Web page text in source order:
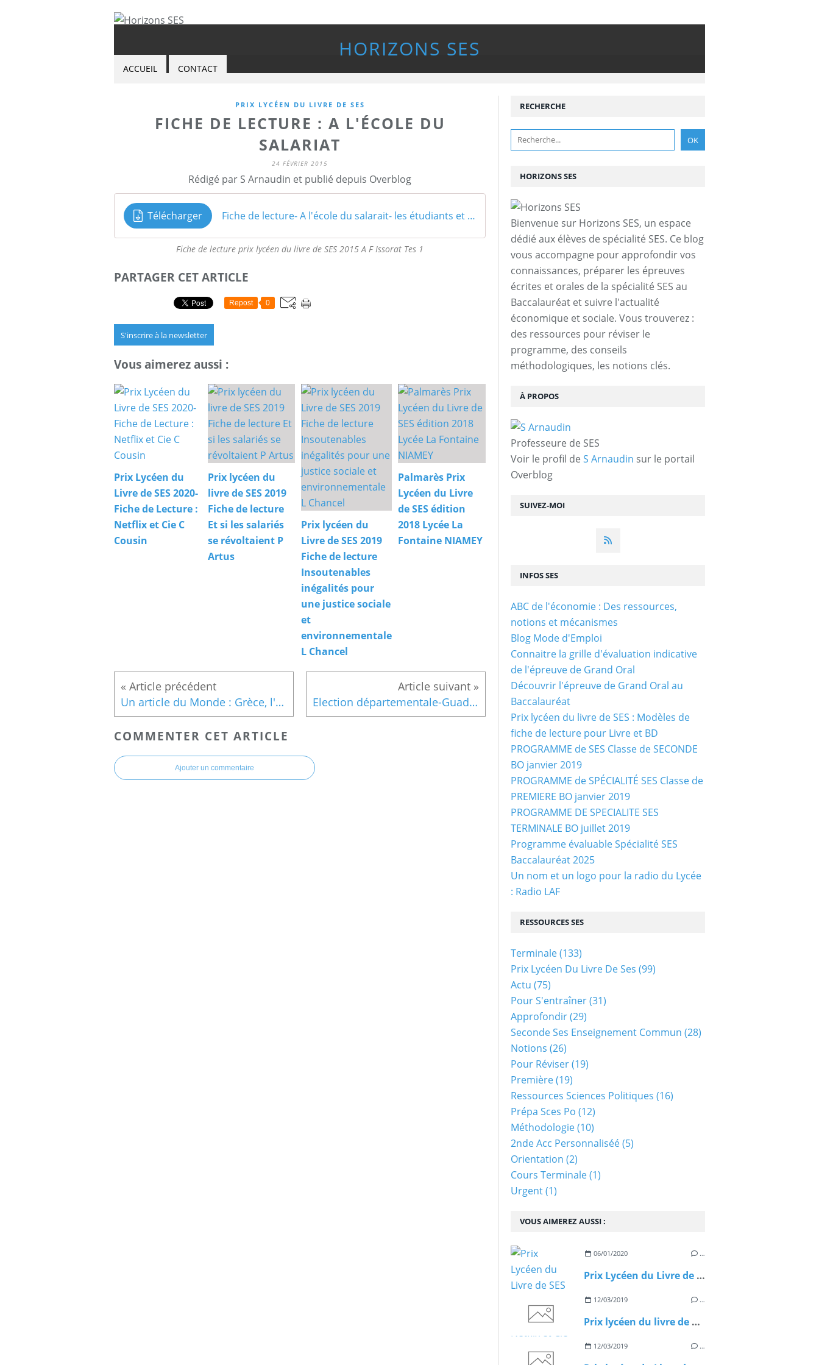
HORIZONS SES
ACCUEIL CONTACT
PRIX LYCÉEN DU LIVRE DE SES
FICHE DE LECTURE : A L'ÉCOLE DU
SALARIAT
24 FÉVRIER 2015
Rédigé par S Arnaudin et publié depuis Overblog
Télécharger Fiche de lecture- A l'école du salarait- les étudiants et leur petit boulot Issorat 2015
Fiche de lecture prix lycéen du livre de SES 2015 A F Issorat Tes 1
PARTAGER CET ARTICLE
Repost 0
S'inscrire à la newsletter
Vous aimerez aussi :
Prix Lycéen du
Livre de SES 2020-
Fiche de Lecture :
Netflix et Cie C
Cousin
Prix lycéen du
livre de SES 2019
Fiche de lecture
Et si les salariés
se révoltaient P
Artus
Prix lycéen du
Livre de SES 2019
Fiche de lecture
Insoutenables
inégalités pour
une justice sociale
et
environnementale
L Chancel
Palmarès Prix
Lycéen du Livre
de SES édition
2018 Lycée La
Fontaine NIAMEY
Un article du Monde : Grèce, l'eurogroupe parvient à un accord Election départementale-Guadeloupe- Réforme 2014
COMMENTER CET ARTICLE
Ajouter un commentaire
SUIVEZ-MOI
RECHERCHE
HORIZONS SES
Bienvenue sur Horizons SES, un espace
dédié aux élèves de spécialité SES. Ce blog
vous accompagne pour approfondir vos
connaissances, préparer les épreuves
écrites et orales de la spécialité SES au
Baccalauréat et suivre l'actualité
économique et sociale. Vous trouverez :
des ressources pour réviser le
programme, des conseils
méthodologiques, les notions clés.
À PROPOS
Professeure de SES
Voir le profil de S Arnaudin sur le portail
Overblog
VOUS AIMEREZ AUSSI :
06/01/2020 …
Prix Lycéen du Livre de SES 2020-Fiche de Lecture : Netflix et Cie C Cousin
12/03/2019 …
Prix lycéen du livre de SES 2019 Fiche de lecture Et si les salariés se révoltaient P Artus
12/03/2019 …
INFOS SES
ABC de l'économie : Des ressources,
notions et mécanismes
Blog Mode d'Emploi
Connaitre la grille d'évaluation indicative
de l'épreuve de Grand Oral
Découvrir l'épreuve de Grand Oral au
Baccalauréat
Prix lycéen du livre de SES : Modèles de
fiche de lecture pour Livre et BD
PROGRAMME de SES Classe de SECONDE
BO janvier 2019
PROGRAMME de SPÉCIALITÉ SES Classe de
PREMIERE BO janvier 2019
PROGRAMME DE SPECIALITE SES
TERMINALE BO juillet 2019
Programme évaluable Spécialité SES
Baccalauréat 2025
Un nom et un logo pour la radio du Lycée
: Radio LAF
RESSOURCES SES
Terminale(133)
Prix Lycéen Du Livre De Ses (99)
Actu (75)
Pour S'entraîner(31)
Approfondir(29)
Seconde Ses Enseignement Commun (28)
Notions (26)
Pour Réviser(19)
Première(19)
Ressources Sciences Politiques (16)
Prépa Sces Po (12)
Méthodologie(10)
2nde Acc Personnaliséé(5)
Orientation (2)
Cours Terminale(1)
Urgent(1)